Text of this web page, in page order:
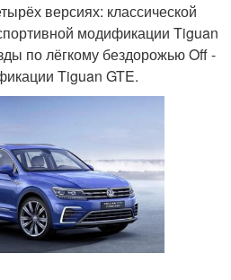
версиях: классической
модификации Tiguan
по лёгкому бездорожью Off -
Tiguan GTE.